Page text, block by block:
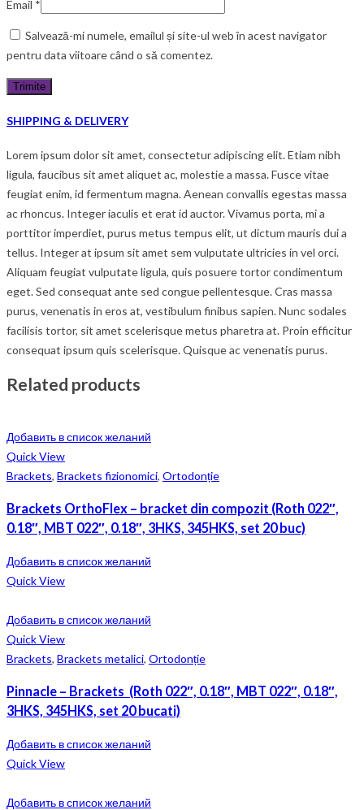
Email *
Salvează-mi numele, emailul și site-ul web în acest navigator
pentru data viitoare când o să comentez.
SHIPPING & DELIVERY
Lorem ipsum dolor sit amet, consectetur adipiscing elit. Etiam nibh
ligula, faucibus sit amet aliquet ac, molestie a massa. Fusce vitae
feugiat enim, id fermentum magna. Aenean convallis egestas massa
ac rhoncus. Integer iaculis et erat id auctor. Vivamus porta, mi a
porttitor imperdiet, purus metus tempus elit, ut dictum mauris dui a
tellus. Integer at ipsum sit amet sem vulputate ultricies in vel orci.
Aliquam feugiat vulputate ligula, quis posuere tortor condimentum
eget. Sed consequat ante sed congue pellentesque. Cras massa
purus, venenatis in eros at, vestibulum finibus sapien. Nunc sodales
facilisis tortor, sit amet scelerisque metus pharetra at. Proin efficitur
consequat ipsum quis scelerisque. Quisque ac venenatis purus.
Related products
Добавить в список желаний
Quick View
Brackets, Brackets fizionomici, Ortodonție
Brackets OrthoFlex – bracket din compozit (Roth 022″,
0.18″, MBT 022″, 0.18″, 3HKS, 345HKS, set 20 buc)
Добавить в список желаний
Quick View
Добавить в список желаний
Quick View
Brackets, Brackets metalici, Ortodonție
Pinnacle – Brackets (Roth 022″, 0.18″, MBT 022″, 0.18″,
3HKS, 345HKS, set 20 bucati)
Добавить в список желаний
Quick View
Добавить в список желаний